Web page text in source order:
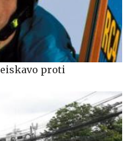
proti